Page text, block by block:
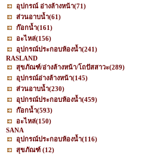
อุปกรณ์ อ่างล้างหน้า(71)
ส่วนอาบน้ำ(61)
ก๊อกน้ำ(161)
อะไหล่(156)
อุปกรณ์ประกอบห้องน้ำ(241)
RASLAND
สุขภัณฑ์/อ่างล้างหน้า/โถปัสสาวะ(289)
อุปกรณ์อ่างล้างหน้า(145)
ส่วนอาบน้ำ(230)
อุปกรณ์ประกอบห้องน้ำ(459)
ก๊อกน้ำ(593)
อะไหล่(150)
SANA
อุปกรณ์ประกอบห้องน้ำ(116)
สุขภัณฑ์ (12)